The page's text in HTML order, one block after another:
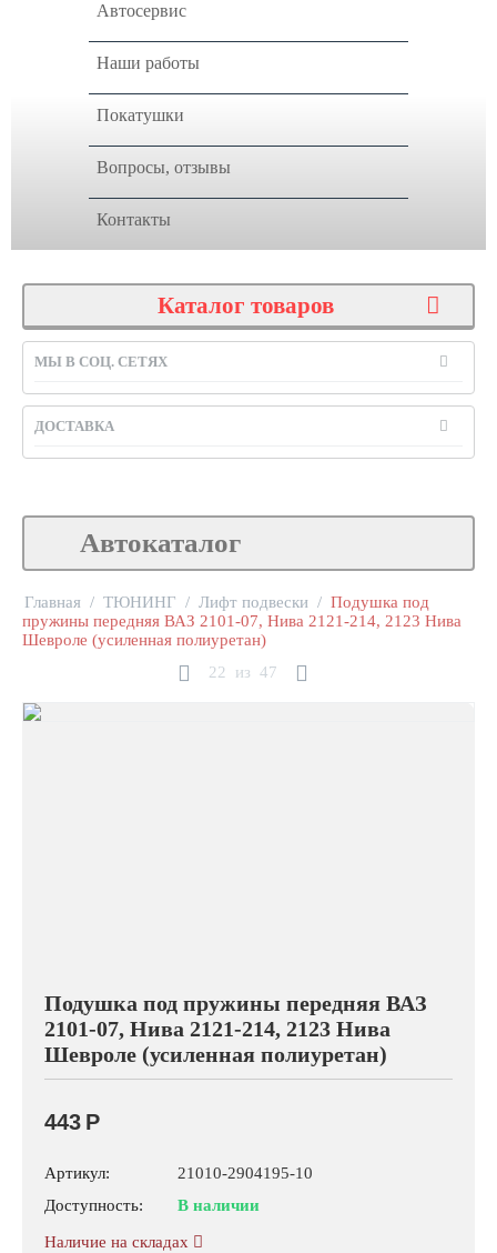
Автосервис
Наши работы
Покатушки
Вопросы, отзывы
Контакты
Каталог товаров
МЫ В СОЦ. СЕТЯХ
ДОСТАВКА
Автокаталог
Главная / ТЮНИНГ / Лифт подвески / Подушка под
пружины передняя ВАЗ 2101-07, Нива 2121-214, 2123 Нива
Шевроле (усиленная полиуретан)
22
из 47
Подушка под пружины передняя ВАЗ
2101-07, Нива 2121-214, 2123 Нива
Шевроле (усиленная полиуретан)
443 Р
Артикул:
21010-2904195-10
Доступность:
В наличии
Наличие на складах